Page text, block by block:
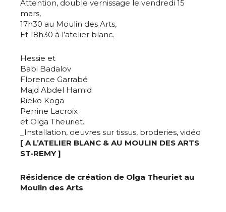
Attention, double vernissage le vendredi 15
mars,
17h30 au Moulin des Arts,
Et 18h30 à l’atelier blanc.
Hessie et
Babi Badalov
Florence Garrabé
Majd Abdel Hamid
Rieko Koga
Perrine Lacroix
et Olga Theuriet.
_Installation, oeuvres sur tissus, broderies, vidéo
[ A L’ATELIER BLANC & AU MOULIN DES ARTS
ST-REMY ]
Résidence de création de Olga Theuriet au
Moulin des Arts